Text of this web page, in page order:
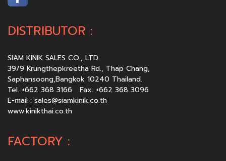
DISTRIBUTOR :
SIAM KINIK SALES CO., LTD.
39/9 Krungthepkreetha Rd., Thap Chang,
Saphansoong,Bangkok 10240 Thailand.
Tel. +662 368 3166 Fax. +662 368 3096
E-mail : sales@siamkinik.co.th
www.kinikthai.co.th
FACTORY :